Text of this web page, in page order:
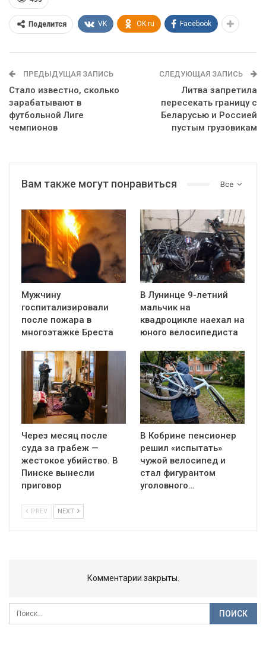
Поделится VK OK.ru Facebook
ПРЕДЫДУЩАЯ ЗАПИСЬ
Стало известно, сколько
зарабатывают в
футбольной Лиге
чемпионов
СЛЕДУЮЩАЯ ЗАПИСЬ
Литва запретила
пересекать границу с
Беларусью и Россией
пустым грузовикам
Все
Вам также могут понравиться
Мужчину
госпитализировали
после пожара в
многоэтажке Бреста
В Лунинце 9-летний
мальчик на
квадроцикле наехал на
юного велосипедиста
Через месяц после
суда за грабеж —
жестокое убийство. В
Пинске вынесли
приговор
В Кобрине пенсионер
решил «испытать»
чужой велосипед и
стал фигурантом
уголовного…
PREV NEXT
Комментарии закрыты.